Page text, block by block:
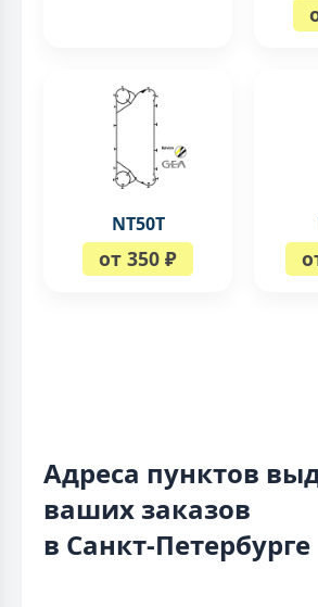
NT50T
от 350 ₽
Адреса пунктов
ваших заказов
в Санкт-Петербурге